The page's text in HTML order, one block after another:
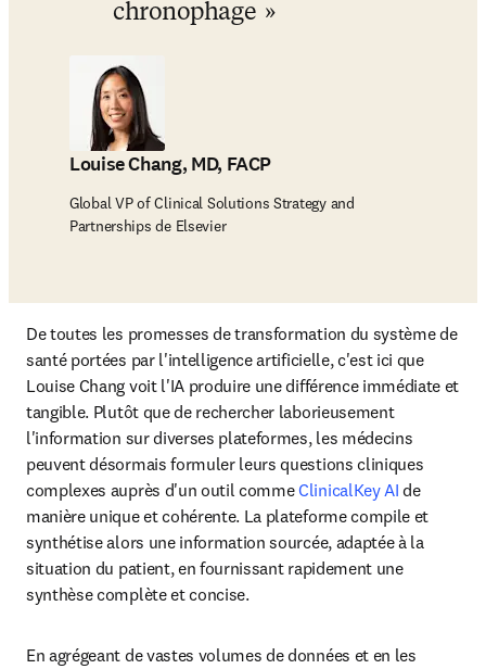
chronophage
Louise Chang, MD, FACP
Global VP of Clinical Solutions Strategy and
Partnerships de Elsevier
De toutes les promesses de transformation du système de
santé portées par l'intelligence artificielle, c'est ici que
Louise Chang voit l'IA produire une différence immédiate et
tangible. Plutôt que de rechercher laborieusement
l'information sur diverses plateformes, les médecins
peuvent désormais formuler leurs questions cliniques
complexes auprès d'un outil comme ClinicalKey AI de
manière unique et cohérente. La plateforme compile et
synthétise alors une information sourcée, adaptée à la
situation du patient, en fournissant rapidement une
synthèse complète et concise.
En agrégeant de vastes volumes de données et en les